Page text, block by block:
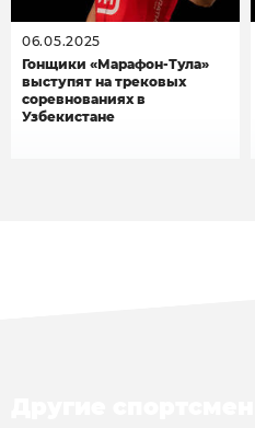
06.05.2025
Гонщики «Марафон-Тула»
выступят на трековых
соревнованиях в
Узбекистане